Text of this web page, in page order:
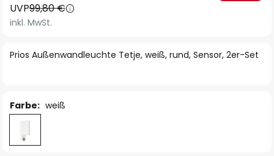
der
Bildgalerie
Prios Außenwandleuchte Tetje, weiß, rund, Sensor, 2er-Set
UVP99,80 €
inkl. MwSt.
Farbe: weiß